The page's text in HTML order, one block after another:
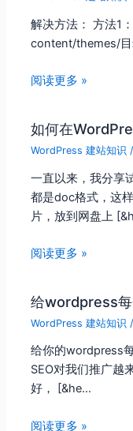
解决方法： 方法1
content/themes/
阅读更多 »
如何在
WordPress 建站知识
一直以来，我分享
都是doc格式，这
片，放到网盘上
阅读更多 »
给wordpress每
WordPress 建站知识 /
给你的wordpress
SEO对我们推广越
好， [&he…
阅读更多 »